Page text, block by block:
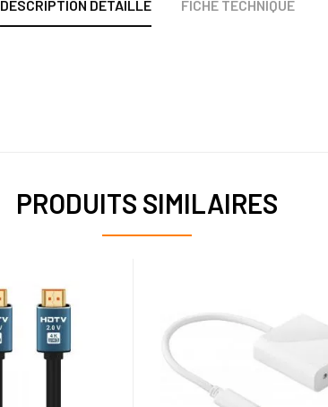
DESCRIPTION DÉTAILLÉ FICHE TECHNIQUE
PRODUITS SIMILAIRES